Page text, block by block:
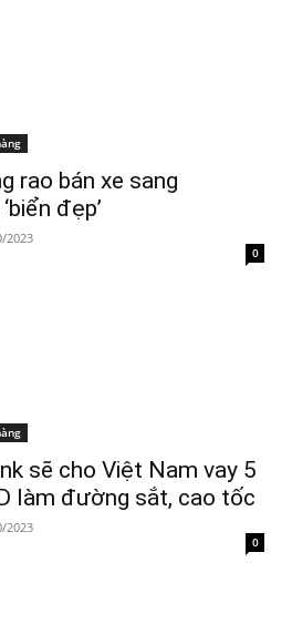
rao bán xe sang
đẹp’
2023
0
sẽ cho Việt Nam vay 5
làm đường sắt, cao tốc
2023
0